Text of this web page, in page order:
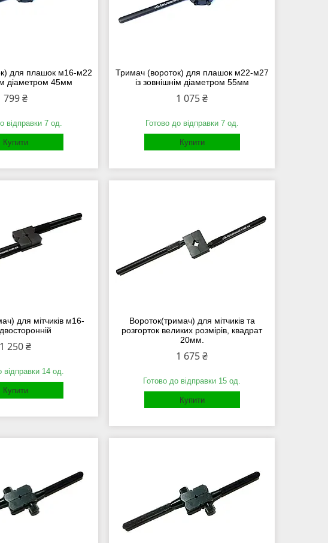
для плашок м16-м22
діаметром 45мм
799 ₴
відправки 7 од.
Купити
Тримач (вороток) для плашок м22-м27
із зовнішнім діаметром 55мм
1 075 ₴
Готово до відправки 7 од.
Купити
для мітчиків м16-
1 250 ₴
відправки 14 од.
Купити
Вороток(тримач) для мітчиків та
розгорток великих розмірів, квадрат
20мм.
1 675 ₴
Готово до відправки 15 од.
Купити